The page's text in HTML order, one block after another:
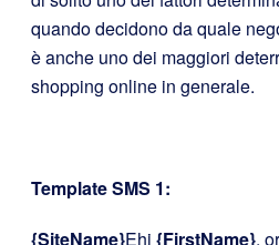
quando decidono da quale
è anche uno dei maggiori
shopping online in generale.
Template SMS 1:
{SiteName}Ehi {FirstName},